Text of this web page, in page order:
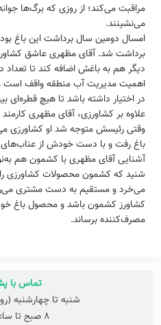
مراقبت می‌کند؛ از روزی که برگ‌ها
می‌نشینند.
برداشت شد. آقای مظهری عاشق
دیگر هم به باغش اضافه کند تا
اهمیت مدیریت آب منطقه واقف است
در اختیار داشته باشد تا هیچ قطره‌ای
علاوه بر کشاورزی، آقای مظهری
وقتی رئیسش متوجه شد او کشاورزی
باغ رفت و با دست خودش از
آشنایی آقای مظهری با کشمون هم
شنید که کشمون محصولات کشاورزی را
می‌خرد و مستقیم به دست مشتری
کشاورز کشمون باشد و محصول باغ
مصرف‌کننده برساند.
تماس با
شنبه تا چهارشنبه
8 صبح تا ساعت 20:00